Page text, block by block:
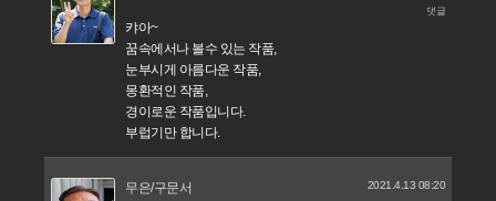
댓글
캬아~
꿈속에서나 볼수 있는 작품,
눈부시게 아름다운 작품,
몽환적인 작품,
경이로운 작품입니다.
부럽기만 합니다.
무은/구문서 2021.4.13 08:20